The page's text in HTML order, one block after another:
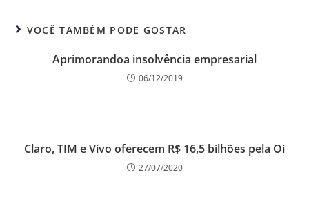
VOCÊ TAMBÉM PODE GOSTAR
Aprimorandoa insolvência empresarial
06/12/2019
Claro, TIM e Vivo oferecem R$ 16,5 bilhões pela Oi
27/07/2020